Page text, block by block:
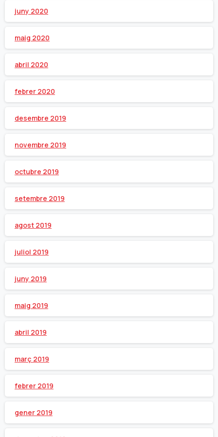
juny 2020
maig 2020
abril 2020
febrer 2020
desembre 2019
novembre 2019
octubre 2019
setembre 2019
agost 2019
juliol 2019
juny 2019
maig 2019
abril 2019
març 2019
febrer 2019
gener 2019